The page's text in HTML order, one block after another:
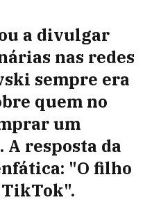
a divulgar
nas redes
sempre era
quem no
um
resposta da
"O filho
TikTok".